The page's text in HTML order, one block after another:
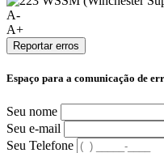
A-
A+
Reportar erros
Espaço para a comunicação de
Seu nome
Seu e-mail
Seu Telefone